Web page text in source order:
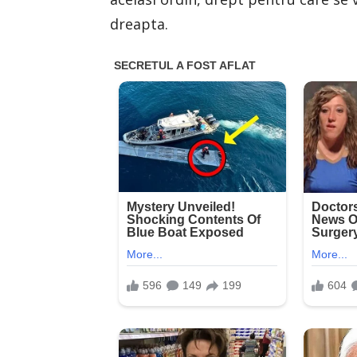
dreapta.